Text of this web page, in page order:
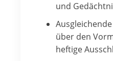
und
über den
heftige